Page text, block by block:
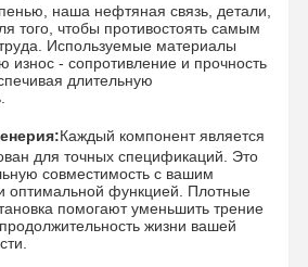
наша нефтяная связь, детали,
того, чтобы противостоять самым
Используемые материалы
износ - сопротивление и прочность
длительную
Каждый компонент является
для точных спецификаций. Это
совместимость с вашим
оптимальной функцией. Плотные
помогают уменьшить трение
жизни вашей